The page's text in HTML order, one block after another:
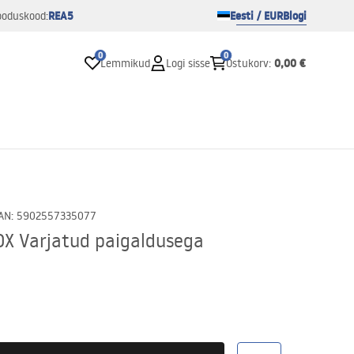
REA5 Eesti / EURBlogi
0
Lemmikud Logi sisse
0
Ostukorv: 0,00 €
: 5902557335077
Varjatud paigaldusega